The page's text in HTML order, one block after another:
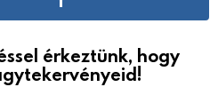
érkeztünk, hogy